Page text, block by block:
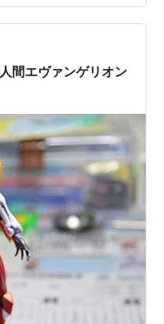
間エヴァンゲリオン